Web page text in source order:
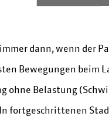
dann, wenn der
Bewegungen beim
ohne Belastung
fortgeschrittenen